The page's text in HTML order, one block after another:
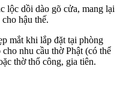
lộc dồi dào gõ cửa, mang lại
hậu thế.
mắt khi lắp đặt tại phòng
nhu cầu thờ Phật (có thể
thờ thổ công, gia tiên.